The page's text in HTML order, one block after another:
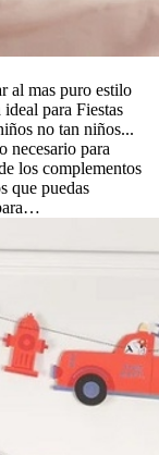
al mas puro estilo
para Fiestas
no tan niños...
necesario para
los complementos
que puedas